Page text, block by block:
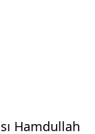
Hamdullah